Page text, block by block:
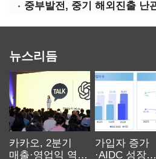
뉴스리듬
카카오, 2분기
매출·영업익 역대
가입자 증가
·AIDC 성장…